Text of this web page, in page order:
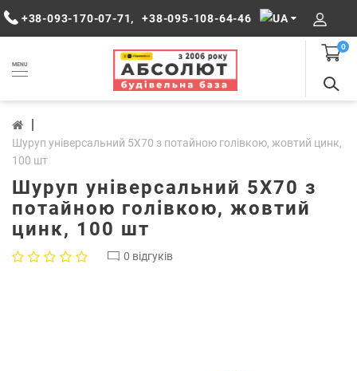
+38-093-170-07-71, +38-095-108-64-46
MENU
0
Шуруп універсальний 5Х70 з потайною голівкою, жовтий цинк,
100 шт
Шуруп універсальний 5Х70 з
потайною голівкою, жовтий
цинк, 100 шт
0 відгуків